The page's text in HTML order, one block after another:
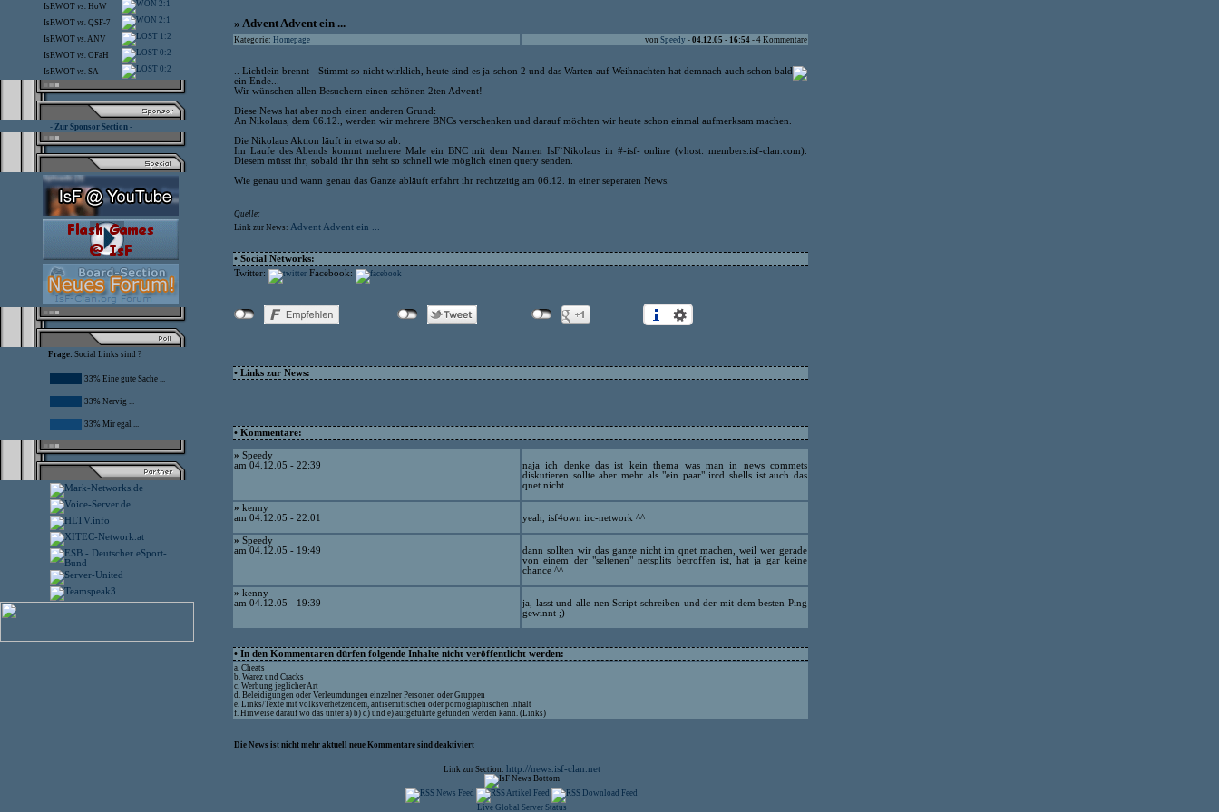
IsF.WOT vs. HoW 2:1
IsF.WOT vs. QSF-7 2:1
IsF.WOT vs.ANV 1:2
IsF.WOT vs. OFaH 0:2
IsF.WOT vs. SA 0:2
- Zur Sponsor Section -
Frage: Social Links sind ?
33% Eine gute Sache ...
33% Nervig ...
33% Mir egal ...
» Advent Advent ein ...
Kategorie: Homepage von Speedy - 04.12.05 - 16:54 - 4 Kommentare
.. Lichtlein brennt - Stimmt so nicht wirklich, heute sind es ja schon 2 und das Warten auf Weihnachten hat demnach auch schon bald
ein Ende...
Wir wünschen allen Besuchern einen schönen 2ten Advent!
Diese News hat aber noch einen anderen Grund:
An Nikolaus, dem 06.12., werden wir mehrere BNCs verschenken und darauf möchten wir heute schon einmal aufmerksam machen.
Die Nikolaus Aktion läuft in etwa so ab:
Im Laufe des Abends kommt mehrere Male ein BNC mit dem Namen IsF`Nikolaus in #-isf- online (vhost: members.isf-clan.com).
Diesem müsst ihr, sobald ihr ihn seht so schnell wie möglich einen query senden.
Wie genau und wann genau das Ganze abläuft erfahrt ihr rechtzeitig am 06.12. in einer seperaten News.
Quelle:
Link zur News: Advent Advent ein ...
• Social Networks:
Twitter:
Facebook:
• Links zur News:
• Kommentare:
» Speedy
am 04.12.05 - 22:39
naja ich denke das ist kein thema was man in news commets
diskutieren sollte aber mehr als "ein paar" ircd shells ist auch das
qnet nicht
» kenny
am 04.12.05 - 22:01
yeah, isf4own irc-network ^^
» Speedy
am 04.12.05 - 19:49
dann sollten wir das ganze nicht im qnet machen, weil wer gerade
von einem der "seltenen" netsplits betroffen ist, hat ja gar keine
chance ^^
» kenny
am 04.12.05 - 19:39
ja, lasst und alle nen Script schreiben und der mit dem besten Ping
gewinnt ;)
• In den Kommentaren dürfen folgende Inhalte nicht veröffentlicht werden:
a. Cheats
b. Warez und Cracks
c. Werbung jeglicher Art
d. Beleidigungen oder Verleumdungen einzelner Personen oder Gruppen
e. Links/Texte mit volksverhetzendem, antisemitischen oder pornographischen Inhalt
f. Hinweise darauf wo das unter a) b) d) und e) aufgeführte gefunden werden kann. (Links)
Die News ist nicht mehr aktuell neue Kommentare sind deaktiviert
Link zur Section: http://news.isf-clan.net
Live Global Server Status